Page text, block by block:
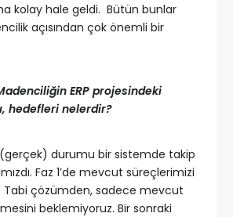
kolay hale geldi. Bütün bunlar
açısından çok önemli bir
ERP projesindeki
hedefleri nelerdir?
(gerçek) durumu bir sistemde takip
Faz 1’de mevcut süreçlerimizi
Tabi çözümden, sadece mevcut
beklemiyoruz. Bir sonraki